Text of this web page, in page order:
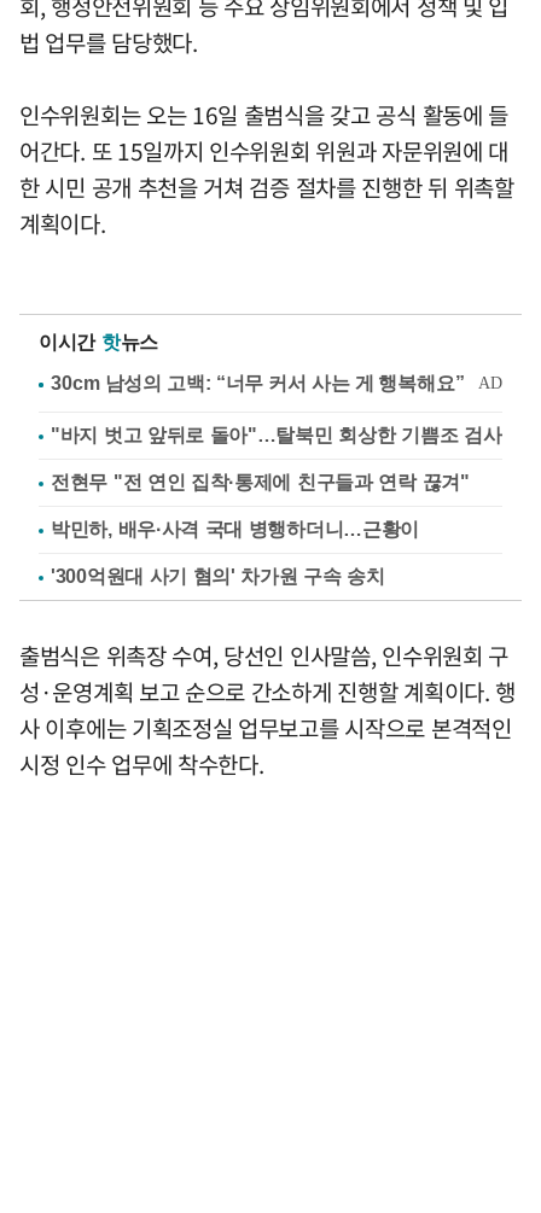
법 업무를 담당했다.
인수위원회는 오는 16일 출범식을 갖고 공식 활동에 들
어간다. 또 15일까지 인수위원회 위원과 자문위원에 대
한 시민 공개 추천을 거쳐 검증 절차를 진행한 뒤 위촉할
계획이다.
이시간 핫뉴스
"바지 벗고 앞뒤로 돌아"…탈북민 회상한 기쁨조 검사
전현무 "전 연인 집착·통제에 친구들과 연락 끊겨"
박민하, 배우·사격 국대 병행하더니…근황이
'300억원대 사기 혐의' 차가원 구속 송치
출범식은 위촉장 수여, 당선인 인사말씀, 인수위원회 구
성·운영계획 보고 순으로 간소하게 진행할 계획이다. 행
사 이후에는 기획조정실 업무보고를 시작으로 본격적인
시정 인수 업무에 착수한다.